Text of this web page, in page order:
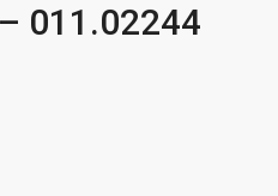
011.02244